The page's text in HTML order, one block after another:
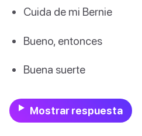
Cuida de mi Bernie
Bueno, entonces
Buena suerte
Mostrar respuesta